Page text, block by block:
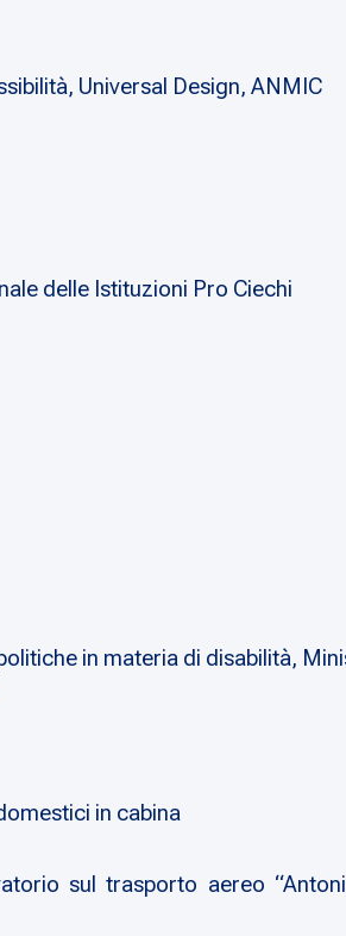
Universal Design, ANMIC
delle Istituzioni Pro Ciechi
in materia di disabilità,
in cabina
sul trasporto aereo